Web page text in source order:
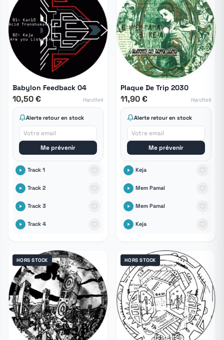
Babylon Feedback 04
10,50 € Hardtek
Alerte retour en stock
Me prévenir
Track 1
Track 2
Track 3
Track 4
Plaque De Trip 2030
11,90 € Hardtek
Alerte retour en stock
Me prévenir
Keja
Mem Pamal
Mem Pamal
Keja
HORS STOCK HORS STOCK